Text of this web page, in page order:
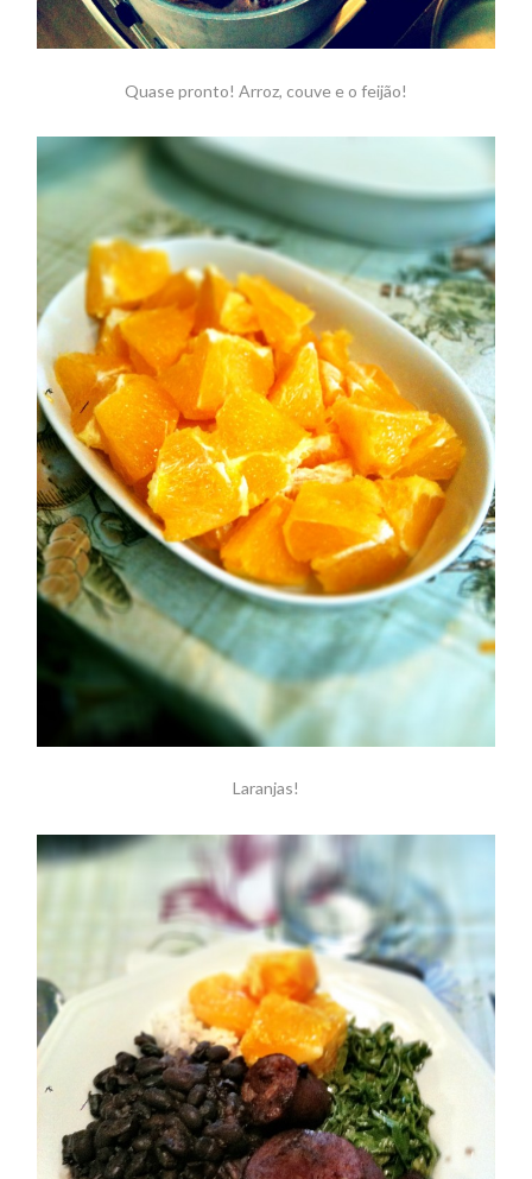
Quase pronto! Arroz, couve e o feijão!
Laranjas!